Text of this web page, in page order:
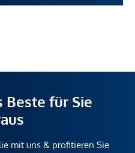
Beste für Sie
mit uns & profitieren Sie